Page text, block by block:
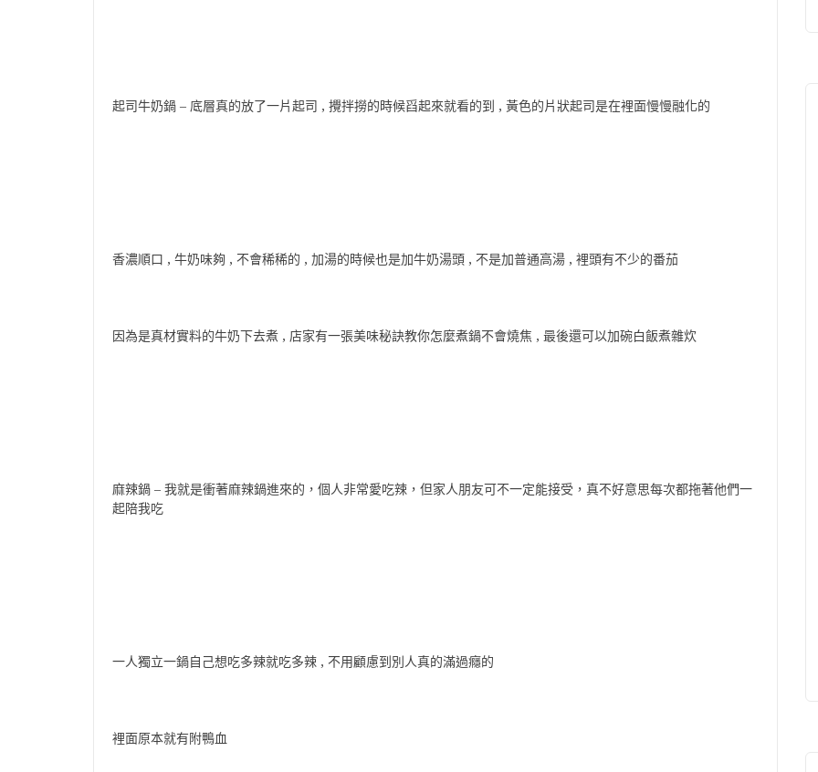
起司牛奶鍋 – 底層真的放了一片起司 , 攪拌撈的時候舀起來就看的到 , 黃色的片狀起司是在裡面慢慢融化的
香濃順口 , 牛奶味夠 , 不會稀稀的 , 加湯的時候也是加牛奶湯頭 , 不是加普通高湯 , 裡頭有不少的番茄
因為是真材實料的牛奶下去煮 , 店家有一張美味秘訣教你怎麼煮鍋不會燒焦 , 最後還可以加碗白飯煮雜炊
麻辣鍋 – 我就是衝著麻辣鍋進來的，個人非常愛吃辣，但家人朋友可不一定能接受，真不好意思每次都拖著他們一
起陪我吃
一人獨立一鍋自己想吃多辣就吃多辣 , 不用顧慮到別人真的滿過癮的
裡面原本就有附鴨血